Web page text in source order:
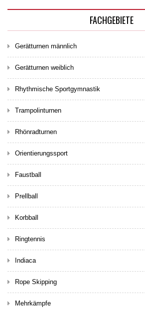
FACHGEBIETE
Gerätturnen männlich
Gerätturnen weiblich
Rhythmische Sportgymnastik
Trampolinturnen
Rhönradturnen
Orientierungssport
Faustball
Prellball
Korbball
Ringtennis
Indiaca
Rope Skipping
Mehrkämpfe